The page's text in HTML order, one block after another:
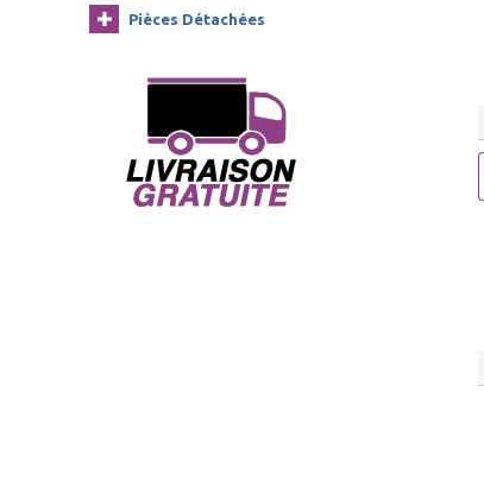
Pièces Détachées